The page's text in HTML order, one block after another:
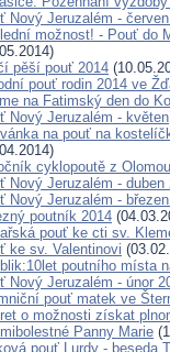
Nový Jeruzalém -
možnost! - Pouť do
pěší pouť 2014
pouť rodin 2014 ve
na Fatimský den do
Nový Jeruzalém - květen
na pouť na
cyklopoutě z
Nový Jeruzalém - duben
Nový Jeruzalém -
poutník 2014
pouť ke cti sv.
ke sv. Valentinovi
poutního místa
Nový Jeruzalém - únor
pouť matek ve
o možnosti získat
Panny Marie
pouť Lurdy - beseda